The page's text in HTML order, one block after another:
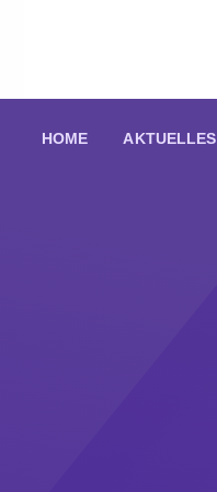
HOME AKTUELLES